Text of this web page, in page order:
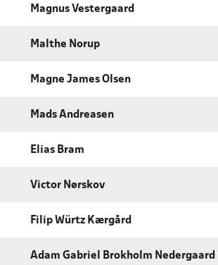
Magnus Vestergaard
Malthe Norup
Magne James Olsen
Mads Andreasen
Elias Bram
Victor Nørskov
Filip Würtz Kærgård
Adam Gabriel Brokholm Nedergaard